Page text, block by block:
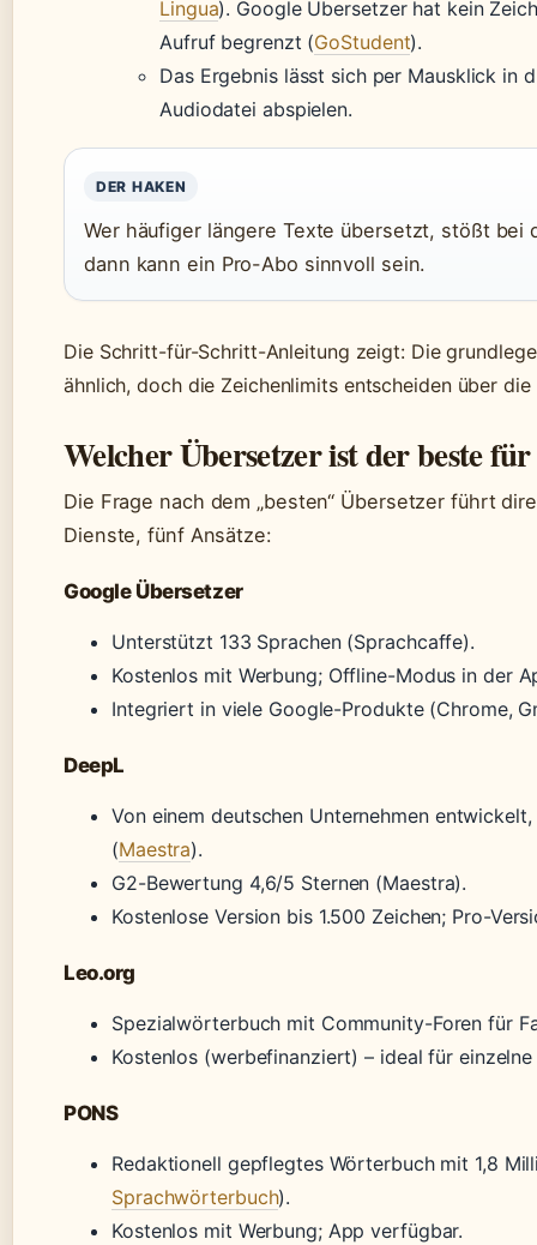
Lingua). Google Übersetzer hat kein
Aufruf begrenzt (GoStudent).
Das Ergebnis lässt sich per Mausklick in
Audiodatei abspielen.
DER HAKEN
Wer häufiger längere Texte übersetzt, stößt bei
dann kann ein Pro-Abo sinnvoll sein.
Die Schritt-für-Schritt-Anleitung zeigt: Die
ähnlich, doch die Zeichenlimits entscheiden über
Welcher Übersetzer ist der beste
Die Frage nach dem „besten“ Übersetzer führt
Dienste, fünf Ansätze:
Google Übersetzer
Unterstützt 133 Sprachen (Sprachcaffe).
Kostenlos mit Werbung; Offline-Modus in der
Integriert in viele Google-Produkte (Chrome,
DeepL
Von einem deutschen Unternehmen
(Maestra).
G2-Bewertung 4,6/5 Sternen (Maestra).
Kostenlose Version bis 1.500 Zeichen; Pro-
Leo.org
Spezialwörterbuch mit Community-Foren für
Kostenlos (werbefinanziert) – ideal für
PONS
Redaktionell gepflegtes Wörterbuch mit 1,8
Sprachwörterbuch).
Kostenlos mit Werbung; App verfügbar.